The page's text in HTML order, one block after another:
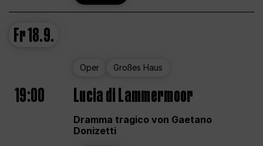
Fr18.9.
Oper Großes Haus
19:00 Lucia di Lammermoor
Dramma tragico von Gaetano
Donizetti